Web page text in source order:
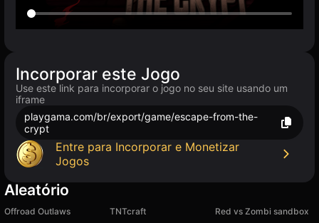
Incorporar este Jogo
Use este link para incorporar o jogo no seu site usando um
iframe
playgama.com/br/export/game/escape-from-the-
crypt
Entre para Incorporar e Monetizar
Jogos
Aleatório
Offroad Outlaws TNTcraft
Red vs Zombi sandbox